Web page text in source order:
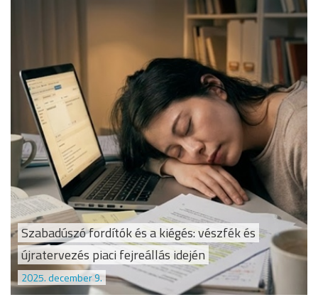
Szabadúszó fordítók és a kiégés: vészfék és
újratervezés piaci fejreállás idején
2025. december 9.